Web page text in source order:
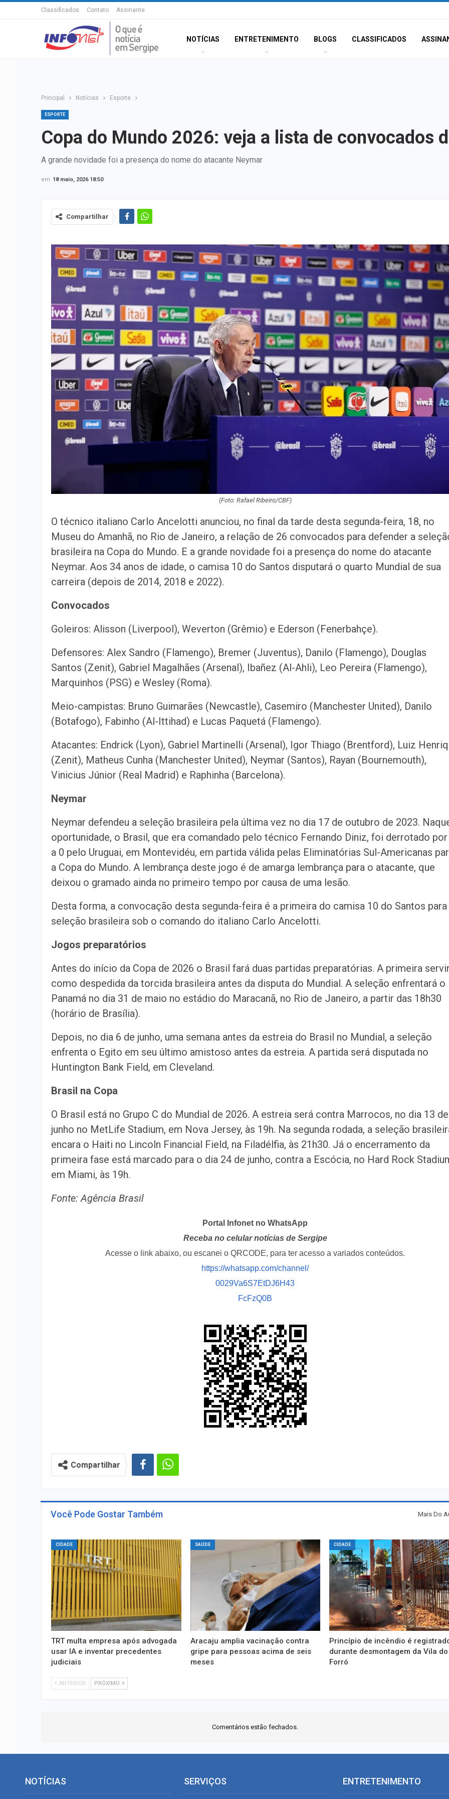
Classificados Contato Assinante
NOTÍCIAS ENTRETENIMENTO BLOGS CLASSIFICADOS
Principal Notícias Esporte
ESPORTE
Copa do Mundo 2026: veja a lista de convocados
A grande novidade foi a presença do nome do atacante Neymar
em 18 maio, 2026 18:50
Compartilhar
(Foto: Rafael Ribeiro/CBF)
O técnico italiano Carlo Ancelotti anunciou, no final da tarde desta segunda-feira, 18, no
Museu do Amanhã, no Rio de Janeiro, a relação de 26 convocados para defender a
brasileira na Copa do Mundo. E a grande novidade foi a presença do nome do atacante
Neymar. Aos 34 anos de idade, o camisa 10 do Santos disputará o quarto Mundial de sua
carreira (depois de 2014, 2018 e 2022).
Convocados
Goleiros: Alisson (Liverpool), Weverton (Grêmio) e Ederson (Fenerbahçe).
Defensores: Alex Sandro (Flamengo), Bremer (Juventus), Danilo (Flamengo), Douglas
Santos (Zenit), Gabriel Magalhães (Arsenal), Ibañez (Al-Ahli), Leo Pereira (Flamengo),
Marquinhos (PSG) e Wesley (Roma).
Meio-campistas: Bruno Guimarães (Newcastle), Casemiro (Manchester United), Danilo
(Botafogo), Fabinho (Al-Ittihad) e Lucas Paquetá (Flamengo).
Atacantes: Endrick (Lyon), Gabriel Martinelli (Arsenal), Igor Thiago (Brentford), Luiz
(Zenit), Matheus Cunha (Manchester United), Neymar (Santos), Rayan (Bournemouth),
Vinicius Júnior (Real Madrid) e Raphinha (Barcelona).
Neymar
Neymar defendeu a seleção brasileira pela última vez no dia 17 de outubro de 2023.
oportunidade, o Brasil, que era comandado pelo técnico Fernando Diniz, foi derrotado
a 0 pelo Uruguai, em Montevidéu, em partida válida pelas Eliminatórias Sul-Americanas
a Copa do Mundo. A lembrança deste jogo é de amarga lembrança para o atacante, que
deixou o gramado ainda no primeiro tempo por causa de uma lesão.
Desta forma, a convocação desta segunda-feira é a primeira do camisa 10 do Santos para
seleção brasileira sob o comando do italiano Carlo Ancelotti.
Jogos preparatórios
Antes do início da Copa de 2026 o Brasil fará duas partidas preparatórias. A primeira
como despedida da torcida brasileira antes da disputa do Mundial. A seleção enfrentará o
Panamá no dia 31 de maio no estádio do Maracanã, no Rio de Janeiro, a partir das 18h30
(horário de Brasília).
Depois, no dia 6 de junho, uma semana antes da estreia do Brasil no Mundial, a seleção
enfrenta o Egito em seu último amistoso antes da estreia. A partida será disputada no
Huntington Bank Field, em Cleveland.
Brasil na Copa
O Brasil está no Grupo C do Mundial de 2026. A estreia será contra Marrocos, no dia 13 de
junho no MetLife Stadium, em Nova Jersey, às 19h. Na segunda rodada, a seleção
encara o Haiti no Lincoln Financial Field, na Filadélfia, às 21h30. Já o encerramento da
primeira fase está marcado para o dia 24 de junho, contra a Escócia, no Hard Rock
em Miami, às 19h.
Fonte: Agência Brasil
Portal Infonet no WhatsApp
Receba no celular notícias de Sergipe
Acesse o link abaixo, ou escanei o QRCODE, para ter acesso a variados conteúdos.
https://whatsapp.com/channel/
0029Va6S7EtDJ6H43
FcFzQ0B
Compartilhar
Você Pode Gostar Também Mais Do
CIDADE
TRT multa empresa após advogada
usar IA e inventar precedentes
judiciais
SAÚDE
Aracaju amplia vacinação contra
gripe para pessoas acima de seis
meses
CIDADE
Princípio de incêndio é
durante desmontagem da Vila do
Forró
ANTERIOR PRÓXIMO
Comentários estão fechados.
milhões de
pretendem
Homem é preso
drogas em
Organização
investigada por
cargas em
Descubra
movimenta
atrações
Moradores
rodovia em
NOTÍCIAS SERVIÇOS ENTRETENIMENTO